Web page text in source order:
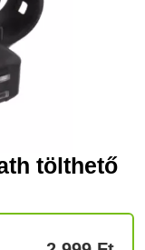
tölthető